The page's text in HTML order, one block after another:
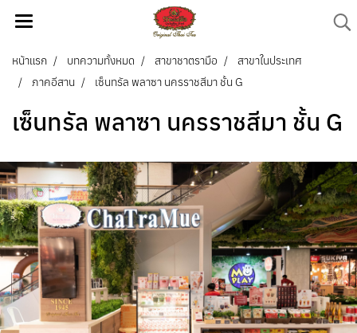
หน้าแรก บทความทั้งหมด สาขาชาตรามือ
สาขาในประเทศ
ภาคอีสาน
เซ็นทรัล พลาซา นครราชสีมา ชั้น G
เซ็นทรัล พลาซา นครราชสีมา ชั้น G